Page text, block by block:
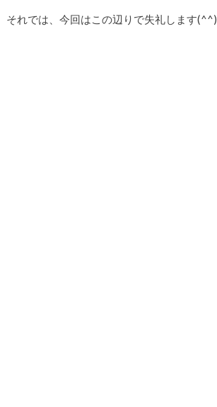
それでは、今回はこの辺りで失礼します(^^)